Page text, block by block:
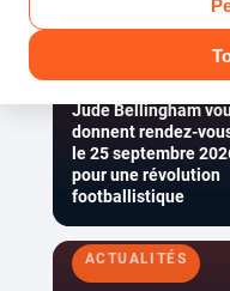
EA SPORTS FC™ 27 :
Jude Bellingham
donnent rendez-
le 25 septembre
pour une révolution
footballistique
ACTUALITÉS